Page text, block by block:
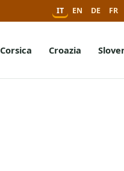
IT EN DE FR
Corsica Croazia